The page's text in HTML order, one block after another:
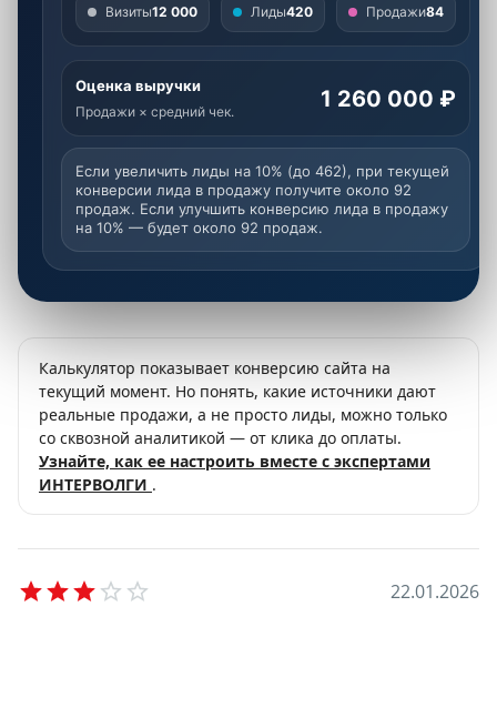
Визиты12 000 Лиды420 Продажи84
Оценка выручки
Продажи × средний чек. 1 260 000 ₽
Если увеличить лиды на 10% (до 462), при текущей
конверсии лида в продажу получите около 92
продаж. Если улучшить конверсию лида в продажу
на 10% — будет около 92 продаж.
Калькулятор показывает конверсию сайта на
текущий момент. Но понять, какие источники дают
реальные продажи, а не просто лиды, можно только
со сквозной аналитикой — от клика до оплаты.
Узнайте, как ее настроить вместе с экспертами
ИНТЕРВОЛГИ .
22.01.2026